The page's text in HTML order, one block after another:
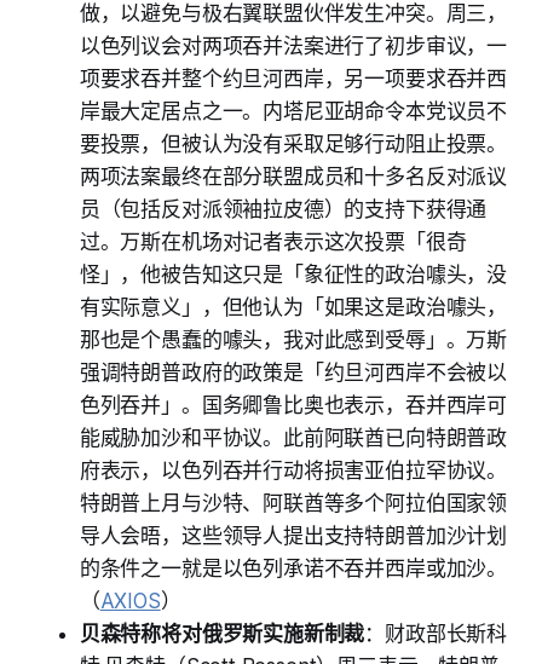
做，以避免与极右翼联盟伙伴发生冲突。周三，
以色列议会对两项吞并法案进行了初步审议，一
项要求吞并整个约旦河西岸，另一项要求吞并西
岸最大定居点之一。内塔尼亚胡命令本党议员不
要投票，但被认为没有采取足够行动阻止投票。
两项法案最终在部分联盟成员和十多名反对派议
员（包括反对派领袖拉皮德）的支持下获得通
过。万斯在机场对记者表示这次投票「很奇
怪」，他被告知这只是「象征性的政治噱头，没
有实际意义」，但他认为「如果这是政治噱头，
那也是个愚蠢的噱头，我对此感到受辱」。万斯
强调特朗普政府的政策是「约旦河西岸不会被以
色列吞并」。国务卿鲁比奥也表示，吞并西岸可
能威胁加沙和平协议。此前阿联酋已向特朗普政
府表示，以色列吞并行动将损害亚伯拉罕协议。
特朗普上月与沙特、阿联酋等多个阿拉伯国家领
导人会晤，这些领导人提出支持特朗普加沙计划
的条件之一就是以色列承诺不吞并西岸或加沙。
（AXIOS）
贝森特称将对俄罗斯实施新制裁：财政部长斯科